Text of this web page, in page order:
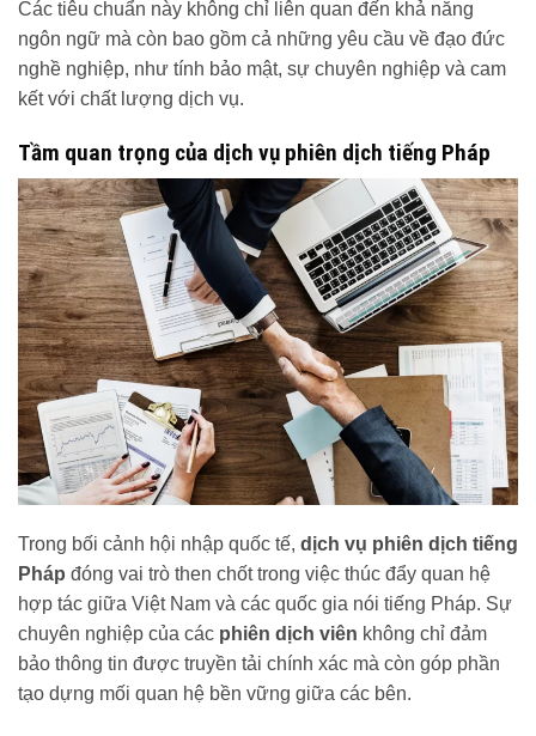
Các tiêu chuẩn này không chỉ liên quan đến khả năng
ngôn ngữ mà còn bao gồm cả những yêu cầu về đạo đức
nghề nghiệp, như tính bảo mật, sự chuyên nghiệp và cam
kết với chất lượng dịch vụ.
Tầm quan trọng của dịch vụ phiên dịch tiếng Pháp
Trong bối cảnh hội nhập quốc tế, dịch vụ phiên dịch tiếng
Pháp đóng vai trò then chốt trong việc thúc đẩy quan hệ
hợp tác giữa Việt Nam và các quốc gia nói tiếng Pháp. Sự
chuyên nghiệp của các phiên dịch viên không chỉ đảm
bảo thông tin được truyền tải chính xác mà còn góp phần
tạo dựng mối quan hệ bền vững giữa các bên.